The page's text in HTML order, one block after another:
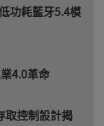
功耗藍牙5.4模
4.0革命
控制設計揭